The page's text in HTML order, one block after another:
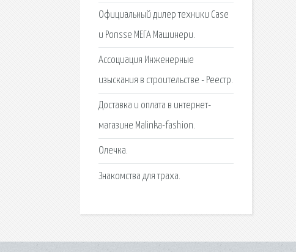
Официальный дилер техники Case
и Ponsse МЕГА Машинери.
Ассоциация Инженерные
изыскания в строительстве - Реестр.
Доставка и оплата в интернет-
магазине Malinka-fashion.
Олечка.
Знакомства для траха.